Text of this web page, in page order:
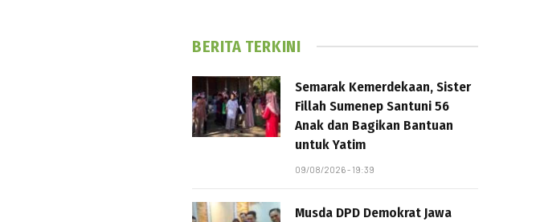
BERITA TERKINI
Semarak Kemerdekaan, Sister
Fillah Sumenep Santuni 56
Anak dan Bagikan Bantuan
untuk Yatim
09/08/2026 - 19:39
Musda DPD Demokrat Jawa